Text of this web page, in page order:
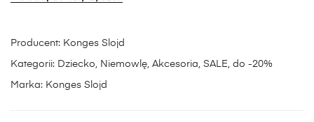
Producent: Konges Slojd
Kategorii: Dziecko Niemowlę Akcesoria SALE do -20%
Marka: Konges Slojd